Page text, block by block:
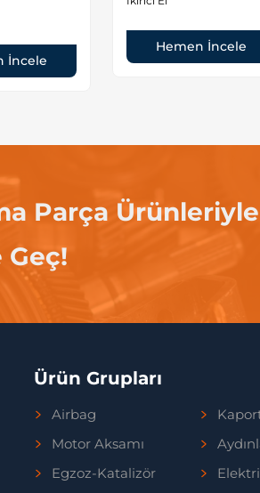
İncele
Hemen İncele
Parça Ürünleriyle
Ürün Grupları
Airbag
Motor Aksamı
Egzoz-Katalizör